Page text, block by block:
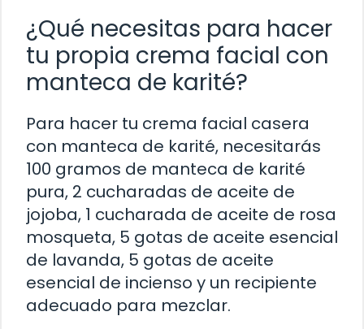
¿Qué necesitas para hacer
tu propia crema facial con
manteca de karité?
Para hacer tu crema facial casera
con manteca de karité, necesitarás
100 gramos de manteca de karité
pura, 2 cucharadas de aceite de
jojoba, 1 cucharada de aceite de rosa
mosqueta, 5 gotas de aceite esencial
de lavanda, 5 gotas de aceite
esencial de incienso y un recipiente
adecuado para mezclar.